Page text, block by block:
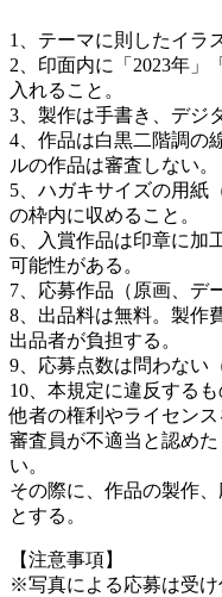
1、テーマに則したイラ
2、印面内に「2023年」
入れること。
3、製作は手書き、デジ
4、作品は白黒二階調の
ルの作品は審査しない。
5、ハガキサイズの用紙
の枠内に収めること。
6、入賞作品は印章に加
可能性がある。
7、応募作品（原画、デ
8、出品料は無料。製作
出品者が負担する。
9、応募点数は問わない
10、本規定に違反する
他者の権利やライセンス
審査員が不適当と認め
い。
その際に、作品の製作
とする。
【注意事項】
※写真による応募は受け